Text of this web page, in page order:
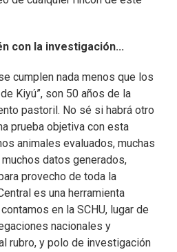
con la investigación...
cumplen nada menos que los
Kiyú”, son 50 años de la
pastoril. No sé si habrá otro
prueba objetiva con esta
animales evaluados, muchas
datos generados,
provecho de toda la
es una herramienta
en la SCHU, lugar de
nacionales y
rubro, y polo de investigación